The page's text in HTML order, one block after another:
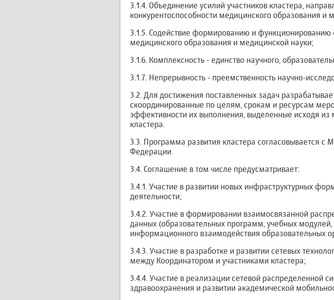
3.1.4. Объединение усилий участников кластера,
конкурентоспособности медицинского образования и
3.1.5. Содействие формированию и функционированию
медицинского образования и медицинской науки;
3.1.6. Комплексность - единство научного,
3.1.7. Непрерывность - преемственность научно-
3.2. Для достижения поставленных задач
скоординированные по целям, срокам и ресурсам
эффективности их выполнения, выделенные исходя
кластера.
3.3. Программа развития кластера согласовывается с
Федерации.
3.4. Соглашение в том числе предусматривает:
3.4.1. Участие в развитии новых инфраструктурных
деятельности;
3.4.2. Участие в формировании взаимосвязанной
данных (образовательных программ, учебных
информационного взаимодействия образовательных
3.4.3. Участие в разработке и развитии сетевых
между Координатором и участниками кластера;
3.4.4. Участие в реализации сетевой распределенной
здравоохранения и развитии академической